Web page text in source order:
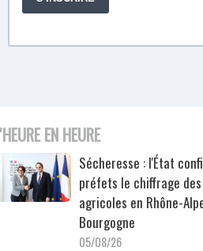
EN HEURE
Sécheresse : l'État
préfets le chiffrage
agricoles en Rhône-
Bourgogne
05/08/26